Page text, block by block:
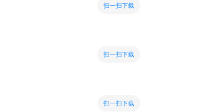
扫一扫下载
扫一扫下载
扫一扫下载